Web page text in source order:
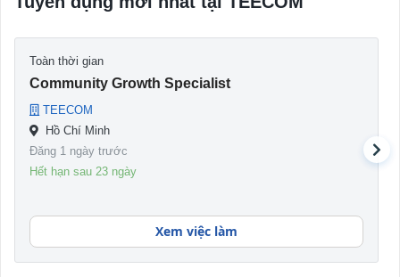
Toàn thời gian
Community Growth Specialist
TEECOM
Hồ Chí Minh
Đăng 1 ngày trước
Hết hạn sau 23 ngày
Xem việc làm